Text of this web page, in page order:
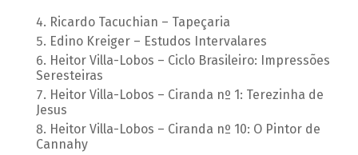
Ricardo Tacuchian – Tapeçaria
Edino Kreiger – Estudos Intervalares
Heitor Villa-Lobos – Ciclo Brasileiro: Impressões
Seresteiras
Heitor Villa-Lobos – Ciranda nº 1: Terezinha de
Jesus
Heitor Villa-Lobos – Ciranda nº 10: O Pintor de
Cannahy